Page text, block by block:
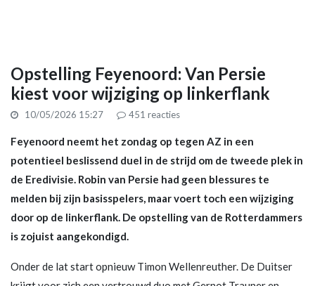
Opstelling Feyenoord: Van Persie
kiest voor wijziging op linkerflank
10/05/2026 15:27 451 reacties
Feyenoord neemt het zondag op tegen AZ in een
potentieel beslissend duel in de strijd om de tweede plek in
de Eredivisie. Robin van Persie had geen blessures te
melden bij zijn basisspelers, maar voert toch een wijziging
door op de linkerflank. De opstelling van de Rotterdammers
is zojuist aangekondigd.
Onder de lat start opnieuw Timon Wellenreuther. De Duitser